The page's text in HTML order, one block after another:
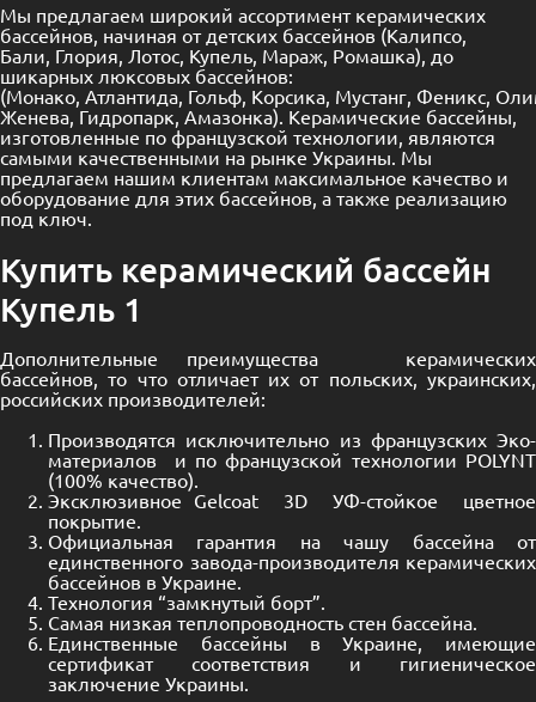
Мы предлагаем широкий ассортимент керамических
бассейнов, начиная от детских бассейнов (Калипсо,
Бали, Глория, Лотос, Купель, Мараж, Ромашка), до
шикарных люксовых бассейнов:
(Монако, Атлантида, Гольф, Корсика, Мустанг, Феникс,
Женева, Гидропарк, Амазонка). Керамические бассейны,
изготовленные по французской технологии, являются
самыми качественными на рынке Украины. Мы
предлагаем нашим клиентам максимальное качество и
оборудование для этих бассейнов, а также реализацию
под ключ.
Купить керамический бассейн
Купель 1
Дополнительные преимущества керамических
бассейнов, то что отличает их от польских, украинских,
российских производителей:
Производятся исключительно из французских Эко-
материалов и по французской технологии POLYNT
(100% качество).
Эксклюзивное Gelcoat 3D УФ-стойкое цветное
покрытие.
Официальная гарантия на чашу бассейна от
единственного завода-производителя керамических
бассейнов в Украине.
Технология “замкнутый борт”.
Самая низкая теплопроводность стен бассейна.
Единственные бассейны в Украине, имеющие
сертификат соответствия и гигиеническое
заключение Украины.